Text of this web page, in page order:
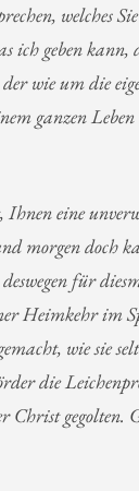
welches
ich geben kann,
wie um die
ganzen
Ihnen eine
morgen doch
für
Heimkehr im
wie sie
die
gegolten.